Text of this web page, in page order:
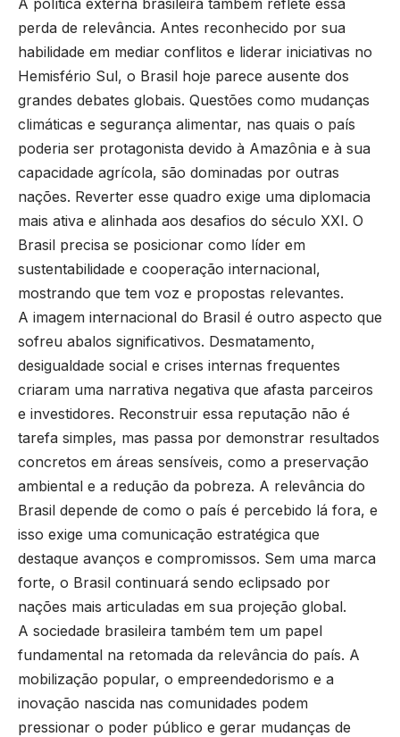
perda de relevância. Antes reconhecido por sua
habilidade em mediar conflitos e liderar iniciativas no
Hemisfério Sul, o Brasil hoje parece ausente dos
grandes debates globais. Questões como mudanças
climáticas e segurança alimentar, nas quais o país
poderia ser protagonista devido à Amazônia e à sua
capacidade agrícola, são dominadas por outras
nações. Reverter esse quadro exige uma diplomacia
mais ativa e alinhada aos desafios do século XXI. O
Brasil precisa se posicionar como líder em
sustentabilidade e cooperação internacional,
mostrando que tem voz e propostas relevantes.
A imagem internacional do Brasil é outro aspecto que
sofreu abalos significativos. Desmatamento,
desigualdade social e crises internas frequentes
criaram uma narrativa negativa que afasta parceiros
e investidores. Reconstruir essa reputação não é
tarefa simples, mas passa por demonstrar resultados
concretos em áreas sensíveis, como a preservação
ambiental e a redução da pobreza. A relevância do
Brasil depende de como o país é percebido lá fora, e
isso exige uma comunicação estratégica que
destaque avanços e compromissos. Sem uma marca
forte, o Brasil continuará sendo eclipsado por
nações mais articuladas em sua projeção global.
A sociedade brasileira também tem um papel
fundamental na retomada da relevância do país. A
mobilização popular, o empreendedorismo e a
inovação nascida nas comunidades podem
pressionar o poder público e gerar mudanças de